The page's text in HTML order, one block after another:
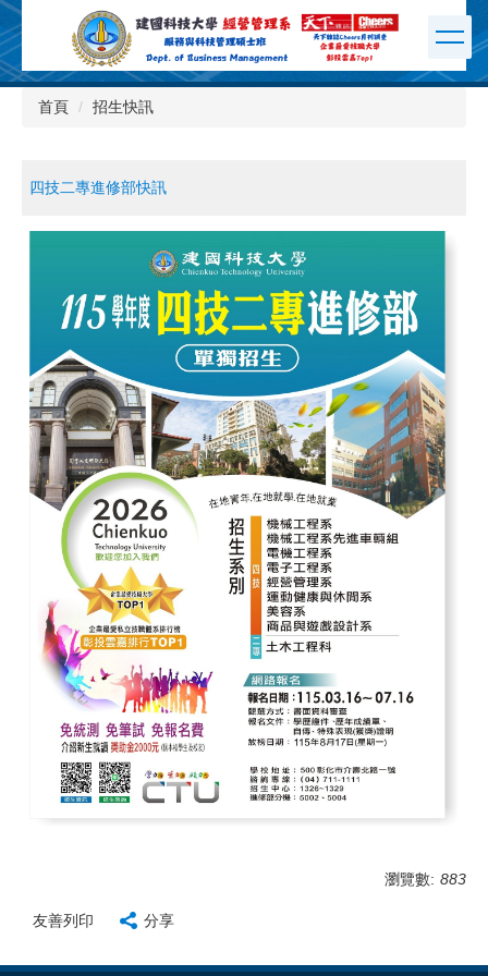
跳
到
主
要
首頁 招生快訊
四技二專進修部快訊
瀏覽數: 883
友善列印 分享